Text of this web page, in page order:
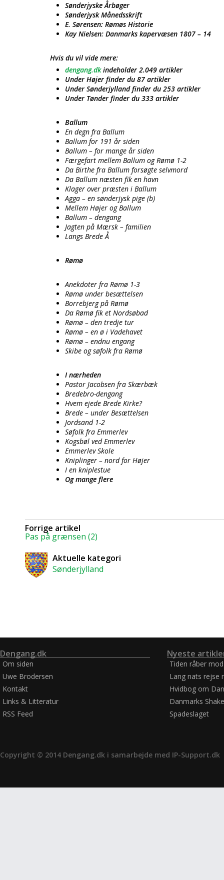
Sønderjyske Årbøger
Sønderjysk Månedsskrift
E. Sørensen: Rømøs Historie
Kay Nielsen: Danmarks kapervæsen 1807 – 14
Hvis du vil vide mere:
dengang.dkindeholder 2.049 artikler
Under Højer finder du 87 artikler
Under Sønderjylland finder du 253 artikler
Under Tønder finder du 333 artikler
Ballum
En degn fra Ballum
Ballum for 191 år siden
Ballum – for mange år siden
Færgefart mellem Ballum og Rømø 1-2
Da Birthe fra Ballum forsøgte selvmord
Da Ballum næsten fik en havn
Klager over præsten i Ballum
Agga – en sønderjysk pige (b)
Mellem Højer og Ballum
Ballum – dengang
Jagten på Mærsk – familien
Langs Brede Å
Rømø
Anekdoter fra Rømø 1-3
Rømø under besættelsen
Borrebjerg på Rømø
Da Rømø fik et Nordsøbad
Rømø – den tredje tur
Rømø – en ø i Vadehavet
Rømø – endnu engang
Skibe og søfolk fra Rømø
I nærheden
Pastor Jacobsen fra Skærbæk
Bredebro-dengang
Hvem ejede Brede Kirke?
Brede – under Besættelsen
Jordsand 1-2
Søfolk fra Emmerlev
Kogsbøl ved Emmerlev
Emmerlev Skole
Kniplinger – nord for Højer
I en kniplestue
Og mange flere
Forrige artikel
Pas på grænsen (2)
Aktuelle kategori
Sønderjylland
Dengang.dk
Om siden
Uwe Brodersen
Kontakt
Links & Litteratur
RSS Feed
Nyeste
Tiden råber
Lang nats rejse
Hvidbog om
Danmarks
Spadeslaget
Copyright © 2014 Dengang.dk i samarbejde med IP-Support.dk